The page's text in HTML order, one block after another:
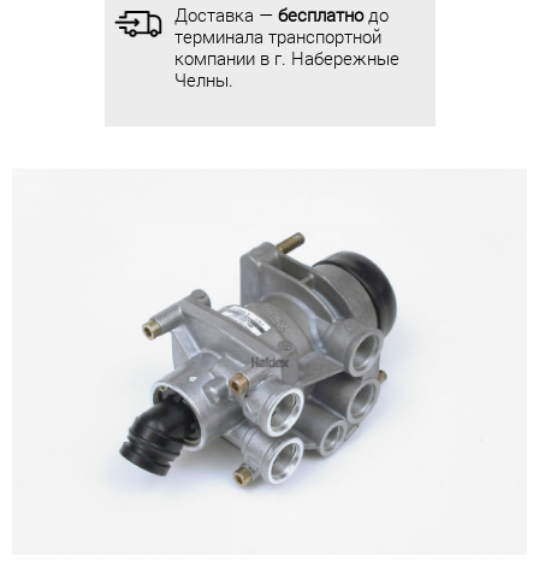
Доставка — бесплатнодо
терминала транспортной
компании в г. Набережные
Челны.
Доставка — бесплатнодо
терминала транспортной
компании в г. Набережные
Челны.